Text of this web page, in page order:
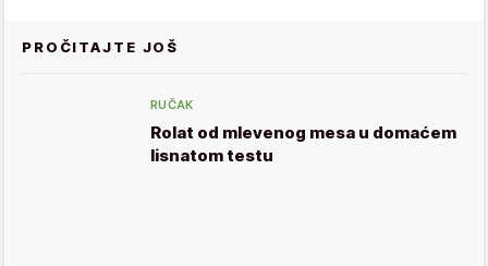
PROČITAJTE JOŠ
RUČAK
Rolat od mlevenog mesa u domaćem
lisnatom testu